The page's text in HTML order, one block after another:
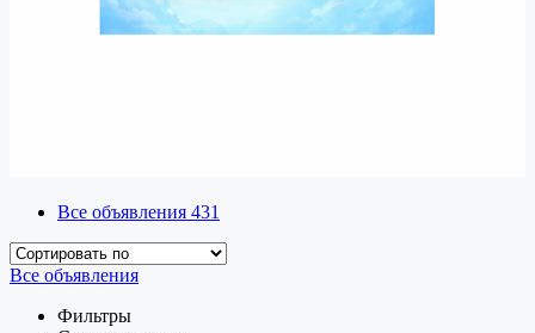
Все объявления 431
Все объявления
Фильтры